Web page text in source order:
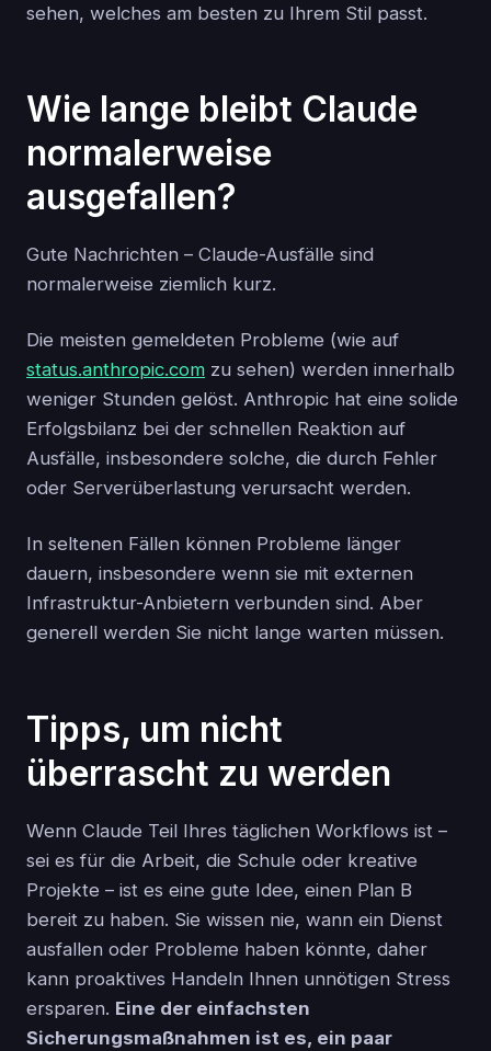
sehen, welches am besten zu Ihrem Stil passt.
Wie lange bleibt Claude
normalerweise
ausgefallen?
Gute Nachrichten – Claude-Ausfälle sind
normalerweise ziemlich kurz.
Die meisten gemeldeten Probleme (wie auf
status.anthropic.com zu sehen) werden innerhalb
weniger Stunden gelöst. Anthropic hat eine solide
Erfolgsbilanz bei der schnellen Reaktion auf
Ausfälle, insbesondere solche, die durch Fehler
oder Serverüberlastung verursacht werden.
In seltenen Fällen können Probleme länger
dauern, insbesondere wenn sie mit externen
Infrastruktur-Anbietern verbunden sind. Aber
generell werden Sie nicht lange warten müssen.
Tipps, um nicht
überrascht zu werden
Wenn Claude Teil Ihres täglichen Workflows ist –
sei es für die Arbeit, die Schule oder kreative
Projekte – ist es eine gute Idee, einen Plan B
bereit zu haben. Sie wissen nie, wann ein Dienst
ausfallen oder Probleme haben könnte, daher
kann proaktives Handeln Ihnen unnötigen Stress
ersparen. Eine der einfachsten
Sicherungsmaßnahmen ist es, ein paar